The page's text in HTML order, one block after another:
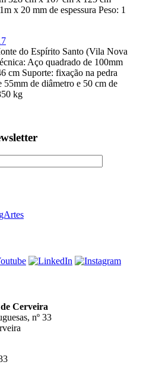
x 20 mm de espessura Peso: 1
do Espírito Santo (Vila Nova
Aço quadrado de 100mm
cm Suporte: fixação na pedra
55mm de diâmetro e 50 cm de
kg
Cerveira
nº 33